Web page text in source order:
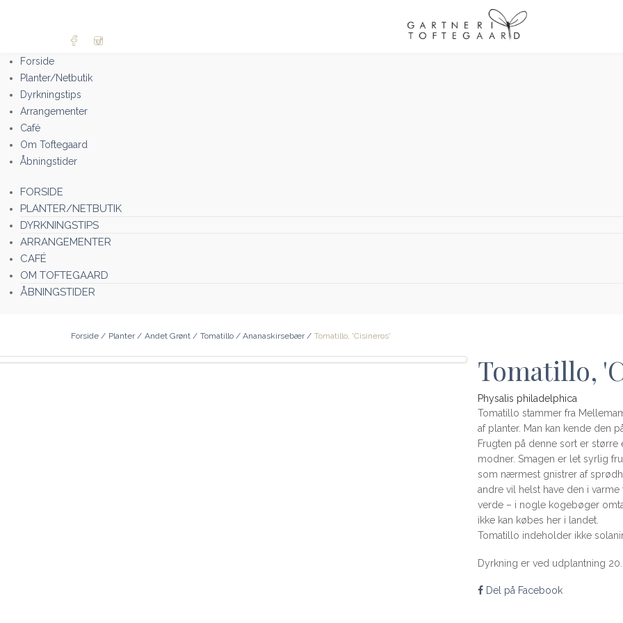
Forside
Planter/Netbutik
Dyrkningstips
Arrangementer
Café
Om Toftegaard
Åbningstider
FORSIDE
PLANTER/NETBUTIK
DYRKNINGSTIPS
ARRANGEMENTER
CAFÉ
OM TOFTEGAARD
ÅBNINGSTIDER
Forside / Planter/ Andet Grønt / Tomatillo / Ananaskirsebær/ Tomatillo, 'Cisineros'
Tomatillo,
Physalis philadelphica
Tomatillo stammer fra
af planter. Man kan kende den
Frugten på denne sort er
modner. Smagen er let syrlig
som nærmest gnistrer af
andre vil helst have den i
verde – i nogle kogebøger
ikke kan købes her i landet.
Tomatillo indeholder ikke
Dyrkning er ved udplantning
Del på Facebook